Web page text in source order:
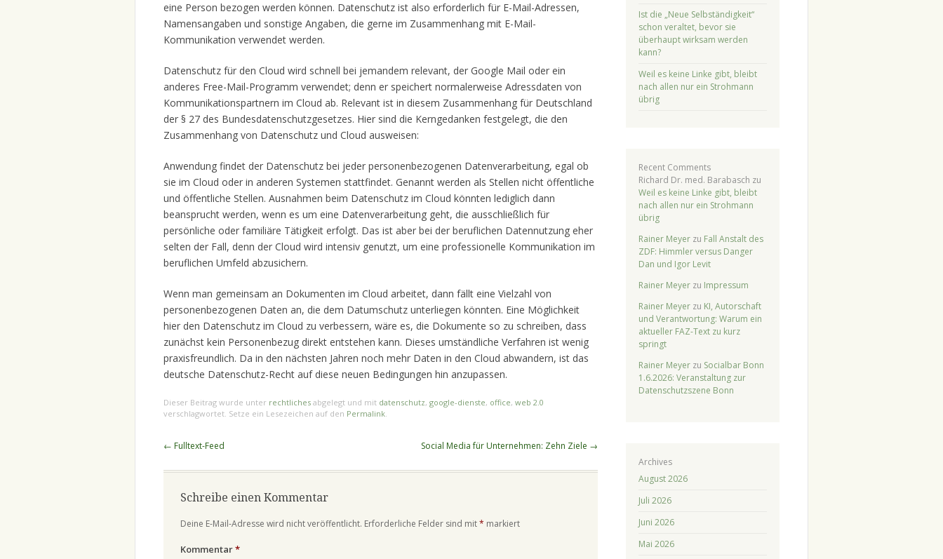
eine Person bezogen werden können. Datenschutz ist also erforderlich für E-Mail-Adressen,
Namensangaben und sonstige Angaben, die gerne im Zusammenhang mit E-Mail-
Kommunikation verwendet werden.
Datenschutz für den Cloud wird schnell bei jemandem relevant, der Google Mail oder ein
anderes Free-Mail-Programm verwendet; denn er speichert normalerweise Adressdaten von
Kommunikationspartnern im Cloud ab. Relevant ist in diesem Zusammenhang für Deutschland
der § 27 des Bundesdatenschutzgesetzes. Hier sind die Kerngedanken festgelegt, die den
Zusammenhang von Datenschutz und Cloud ausweisen:
Anwendung findet der Datenschutz bei jeder personenbezogenen Datenverarbeitung, egal ob
sie im Cloud oder in anderen Systemen stattfindet. Genannt werden als Stellen nicht öffentliche
und öffentliche Stellen. Ausnahmen beim Datenschutz im Cloud könnten lediglich dann
beansprucht werden, wenn es um eine Datenverarbeitung geht, die ausschließlich für
persönliche oder familiäre Tätigkeit erfolgt. Das ist aber bei der beruflichen Datennutzung eher
selten der Fall, denn der Cloud wird intensiv genutzt, um eine professionelle Kommunikation im
beruflichen Umfeld abzusichern.
Wenn man gemeinsam an Dokumenten im Cloud arbeitet, dann fällt eine Vielzahl von
personenbezogenen Daten an, die dem Datumschutz unterliegen könnten. Eine Möglichkeit
hier den Datenschutz im Cloud zu verbessern, wäre es, die Dokumente so zu schreiben, dass
zunächst kein Personenbezug direkt entstehen kann. Dieses umständliche Verfahren ist wenig
praxisfreundlich. Da in den nächsten Jahren noch mehr Daten in den Cloud abwandern, ist das
deutsche Datenschutz-Recht auf diese neuen Bedingungen hin anzupassen.
Dieser Beitrag wurde unter rechtliches abgelegt und mit datenschutz, google-dienste, office, web 2.0
verschlagwortet. Setze ein Lesezeichen auf den Permalink.
Beitragsnavigation
← Fulltext-Feed Social Media für Unternehmen: Zehn Ziele →
Schreibe einen Kommentar
Deine E-Mail-Adresse wird nicht veröffentlicht. Erforderliche Felder sind mit* markiert
Kommentar*
Ist die „Neue Selbständigkeit“
schon veraltet, bevor sie
überhaupt wirksam werden
kann?
Weil es keine Linke gibt, bleibt
nach allen nur ein Strohmann
übrig
Recent Comments
Richard Dr. med. Barabasch zu
Weil es keine Linke gibt, bleibt
nach allen nur ein Strohmann
übrig
Rainer Meyerzu Fall Anstalt des
ZDF: Himmler versus Danger
Dan und Igor Levit
Rainer Meyerzu Impressum
Rainer Meyerzu KI, Autorschaft
und Verantwortung: Warum ein
aktueller FAZ-Text zu kurz
springt
Rainer Meyerzu Socialbar Bonn
1.6.2026: Veranstaltung zur
Datenschutzszene Bonn
Archives
August 2026
Juli 2026
Juni 2026
Mai 2026